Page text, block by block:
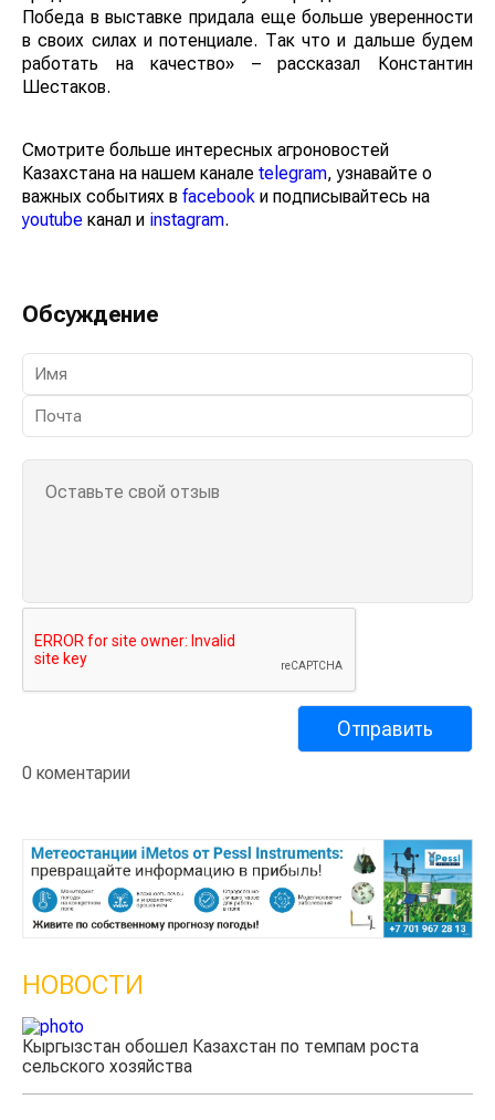
Победа в выставке придала еще больше уверенности
в своих силах и потенциале. Так что и дальше будем
работать на качество» – рассказал Константин
Шестаков.
Смотрите больше интересных агроновостей
Казахстана на нашем канале telegram, узнавайте о
важных событиях в facebook и подписывайтесь на
youtube канал и instagram.
Обсуждение
0 коментарии
НОВОСТИ
Кыргызстан обошел Казахстан по темпам роста
сельского хозяйства